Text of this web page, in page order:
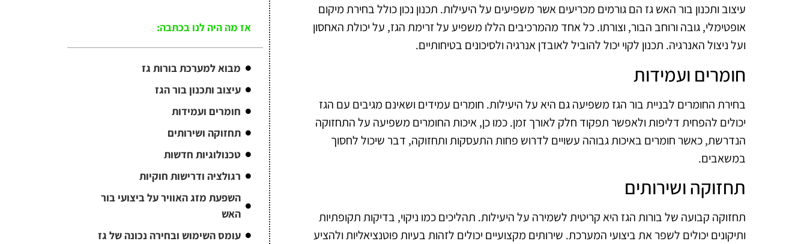
עיצוב ותכנון בור האש גז הם גורמים מכריעים אשר משפיעים על היעילות. תכנון נכון כולל בחירת מיקום
אופטימלי, גובה ורוחב הבור, וצורתו. כל אחד מהמרכיבים הללו משפיע על זרימת הגז, על יכולת האחסון
ועל ניצול האנרגיה. תכנון לקוי יכול להוביל לאובדן אנרגיה ולסיכונים בטיחותיים.
חומרים ועמידות
בחירת החומרים לבניית בור הגז משפיעה גם היא על היעילות. חומרים עמידים ושאינם מגיבים עם הגז
יכולים להפחית דליפות ולאפשר תפקוד חלק לאורך זמן. כמו כן, איכות החומרים משפיעה על התחזוקה
הנדרשת, כאשר חומרים באיכות גבוהה עשויים לדרוש פחות התעסקות ותחזוקה, דבר שיכול לחסוך
במשאבים.
תחזוקה ושירותים
תחזוקה קבועה של בורות הגז היא קריטית לשמירה על היעילות. תהליכים כמו ניקוי, בדיקות תקופתיות
ותיקונים יכולים לשפר את ביצועי המערכת. שירותים מקצועיים יכולים לזהות בעיות פוטנציאליות ולהציע
אז מה היה לנו בכתבה:
מבוא למערכת בורות גז
עיצוב ותכנון בור הגז
חומרים ועמידות
תחזוקה ושירותים
טכנולוגיות חדשות
רגולציה ודרישות חוקיות
השפעת מזג האוויר על ביצועי בור
האש
עומס השימוש ובחירה נכונה של גז